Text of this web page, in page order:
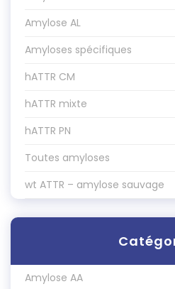
Amylose AL
Amyloses spécifiques
hATTR CM
hATTR mixte
hATTR PN
Toutes amyloses
wt ATTR – amylose sauvage
Amylose AA